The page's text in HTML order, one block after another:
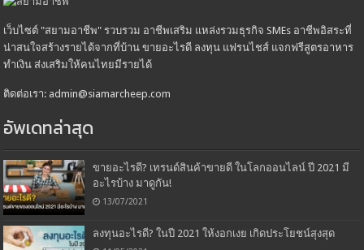
เว็บไซต์ "สยามอาชีพ" รวบรวม อาชีพเสริม แหล่งรวมธุรกิจ SMEs อาชีพอิสระที่
น่าสนใจสร้างรายได้จากที่บ้าน ขายอะไรดี ลงทุน แฟรนไชส์ แจกฟรีสูตรอาหาร
ทำเงิน ส่งเสริมให้คนไทยมีรายได้
ติดต่อเรา: admin@siamarcheep.com
อัพเดทล่าสุด
ขายอะไรดี? เทรนด์สินค้าขายดี ในโลกออนไลน์ ปี 2021 มี
อะไรบ้าง มาดูกัน!
13/07/2021
ลงทุนอะไรดี? ในปี 2021 ให้งอกเงย เกิดประโยชน์สุงสุด